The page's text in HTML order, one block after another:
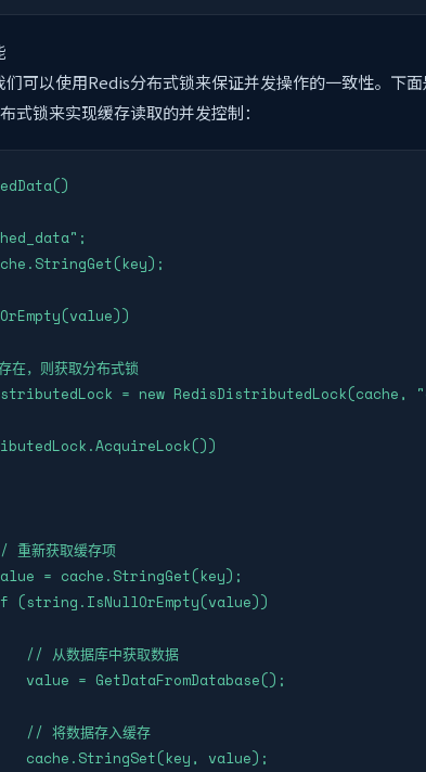
可以使用Redis分布式锁来保证并发操作的一致性。下
式锁来实现缓存读取的并发控制：
，则获取分布式锁
= new RedisDistributedLock(cache,
新获取缓存项
= cache.StringGet(key);
(string.IsNullOrEmpty(value))
// 从数据库中获取数据
value = GetDataFromDatabase();
// 将数据存入缓存
cache.StringSet(key, value);